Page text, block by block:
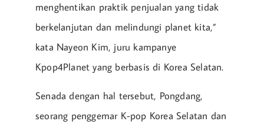
menghentikan praktik penjualan yang tidak
berkelanjutan dan melindungi planet kita,”
kata Nayeon Kim, juru kampanye
Kpop4Planet yang berbasis di Korea Selatan.
Senada dengan hal tersebut, Pongdang,
seorang penggemar K-pop Korea Selatan dan